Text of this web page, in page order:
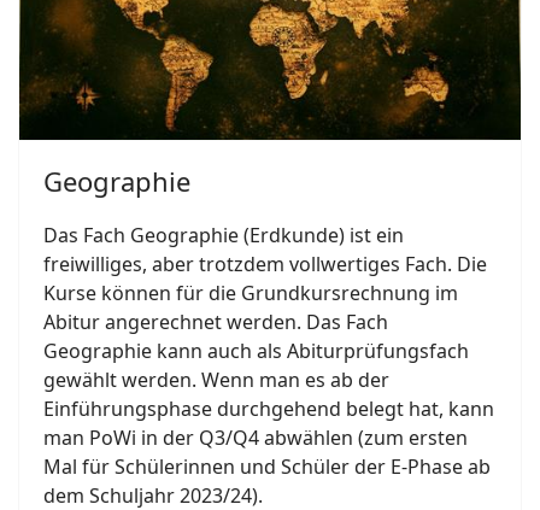
Geographie
Das Fach Geographie (Erdkunde) ist ein
freiwilliges, aber trotzdem vollwertiges Fach. Die
Kurse können für die Grundkursrechnung im
Abitur angerechnet werden. Das Fach
Geographie kann auch als Abiturprüfungsfach
gewählt werden. Wenn man es ab der
Einführungsphase durchgehend belegt hat, kann
man PoWi in der Q3/Q4 abwählen (zum ersten
Mal für Schülerinnen und Schüler der E-Phase ab
dem Schuljahr 2023/24).